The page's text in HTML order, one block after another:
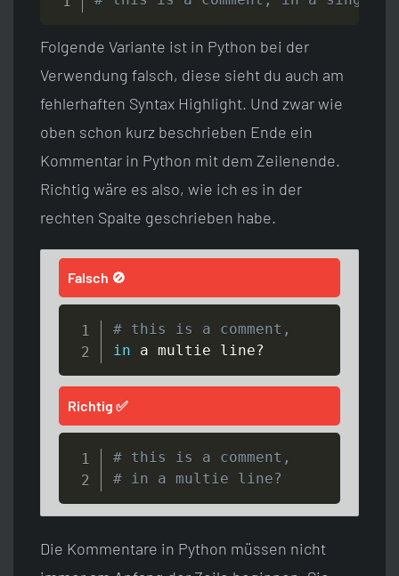
Folgende Variante ist in Python bei der
Verwendung falsch, diese sieht du auch am
fehlerhaften Syntax Highlight. Und zwar wie
oben schon kurz beschrieben Ende ein
Kommentar in Python mit dem Zeilenende.
Richtig wäre es also, wie ich es in der
rechten Spalte geschrieben habe.
Falsch 🚫
# this is a comment,
in a multie line?
Richtig ✅
# this is a comment,
# in a multie line?
Die Kommentare in Python müssen nicht